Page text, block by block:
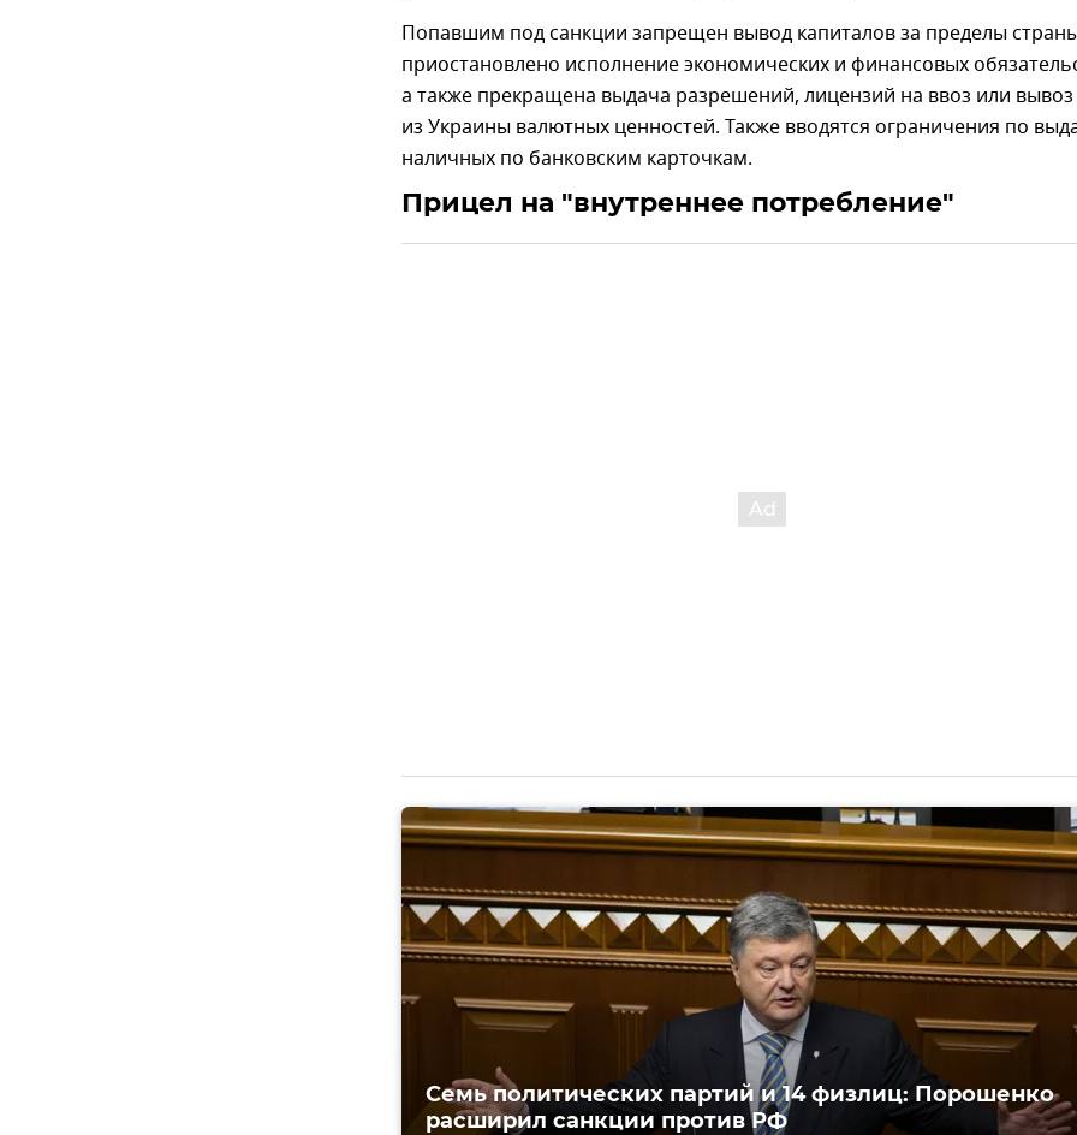
Попавшим под санкции запрещен вывод капиталов за пределы
приостановлено исполнение экономических и финансовых
а также прекращена выдача разрешений, лицензий на ввоз или вывоз
из Украины валютных ценностей. Также вводятся ограничения по
наличных по банковским карточкам.
Прицел на "внутреннее потребление"
Семь политических партий и 14 физлиц: Порошенко
расширил санкции против РФ